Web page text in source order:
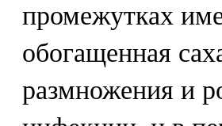
промежутках
обогащенная
размножения и